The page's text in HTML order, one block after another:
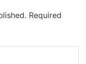
Required